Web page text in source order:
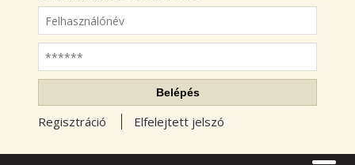
Felhasználónév
Jelszó
Belépés
Regisztráció Elfelejtett jelszó